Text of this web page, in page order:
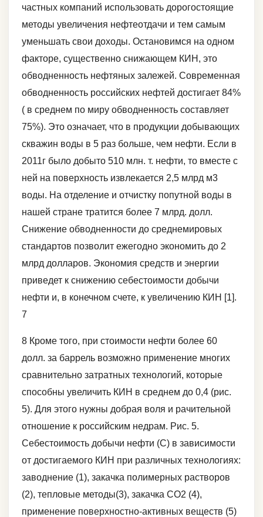
частных компаний использовать дорогостоящие
методы увеличения нефтеотдачи и тем самым
уменьшать свои доходы. Остановимся на одном
факторе, существенно снижающем КИН, это
обводненность нефтяных залежей. Современная
обводненность российских нефтей достигает 84%
( в среднем по миру обводненность составляет
75%). Это означает, что в продукции добывающих
скважин воды в 5 раз больше, чем нефти. Если в
2011г было добыто 510 млн. т. нефти, то вместе с
ней на поверхность извлекается 2,5 млрд м3
воды. На отделение и отчистку попутной воды в
нашей стране тратится более 7 млрд. долл.
Снижение обводненности до среднемировых
стандартов позволит ежегодно экономить до 2
млрд долларов. Экономия средств и энергии
приведет к снижению себестоимости добычи
нефти и, в конечном счете, к увеличению КИН [1].
7
8 Кроме того, при стоимости нефти более 60
долл. за баррель возможно применение многих
сравнительно затратных технологий, которые
способны увеличить КИН в среднем до 0,4 (рис.
5). Для этого нужны добрая воля и рачительной
отношение к российским недрам. Рис. 5.
Себестоимость добычи нефти (С) в зависимости
от достигаемого КИН при различных технологиях:
заводнение (1), закачка полимерных растворов
(2), тепловые методы(3), закачка СО2 (4),
применение поверхностно-активных веществ (5)